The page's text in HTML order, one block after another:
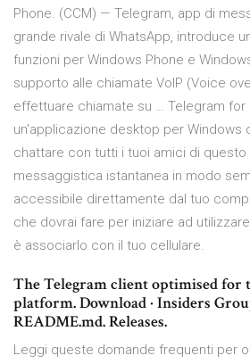
Phone. (CCM) — Telegram, app di
grande rivale di WhatsApp, introduce
funzioni per Windows Phone e
supporto alle chiamate VoIP (Voice
effettuare chiamate su … Telegram for
un'applicazione desktop per Windows
chattare con tutti i tuoi amici di questo
messaggistica istantanea in modo
accessibile direttamente dal tuo
che dovrai fare per iniziare ad
è associarlo con il tuo cellulare.
The Telegram client optimised for
platform. Download · Insiders
README.md. Releases.
Leggi queste domande frequenti per